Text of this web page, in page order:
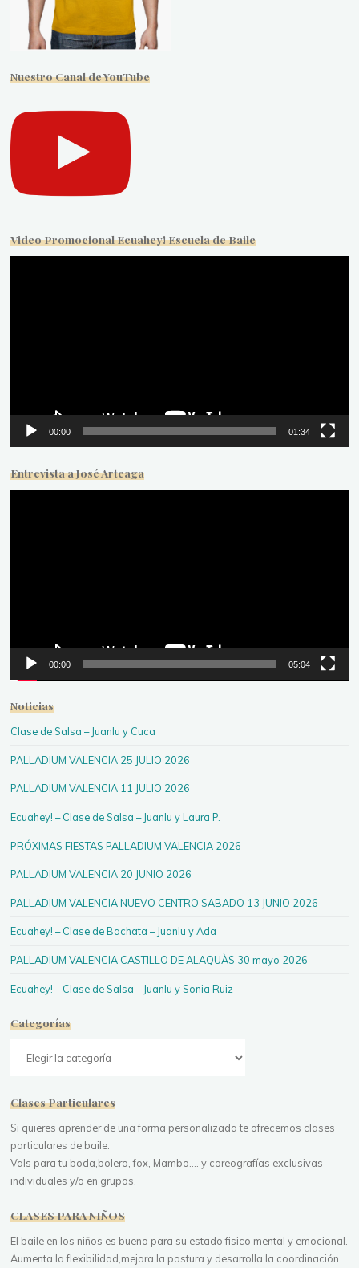
Nuestro Canal de YouTube
Video Promocional Ecuahey! Escuela de Baile
00:00 01:34
Entrevista a José Arteaga
00:00 05:04
Noticias
Clase de Salsa – Juanlu y Cuca
PALLADIUM VALENCIA 25 JULIO 2026
PALLADIUM VALENCIA 11 JULIO 2026
Ecuahey! – Clase de Salsa – Juanlu y Laura P.
PRÓXIMAS FIESTAS PALLADIUM VALENCIA 2026
PALLADIUM VALENCIA 20 JUNIO 2026
PALLADIUM VALENCIA NUEVO CENTRO SABADO 13 JUNIO 2026
Ecuahey! – Clase de Bachata – Juanlu y Ada
PALLADIUM VALENCIA CASTILLO DE ALAQUÀS 30 mayo 2026
Ecuahey! – Clase de Salsa – Juanlu y Sonia Ruiz
Categorías
Clases Particulares
Si quieres aprender de una forma personalizada te ofrecemos clases
particulares de baile.
Vals para tu boda,bolero, fox, Mambo.... y coreografías exclusivas
individuales y/o en grupos.
CLASES PARA NIÑOS
El baile en los niños es bueno para su estado fisico mental y emocional.
Aumenta la flexibilidad,mejora la postura y desarrolla la coordinación.